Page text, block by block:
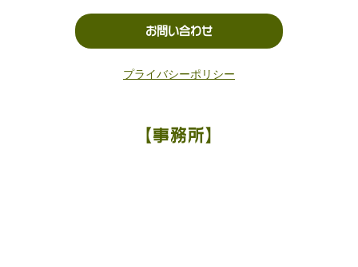
お問い合わせ
プライバシーポリシー
【事務所】